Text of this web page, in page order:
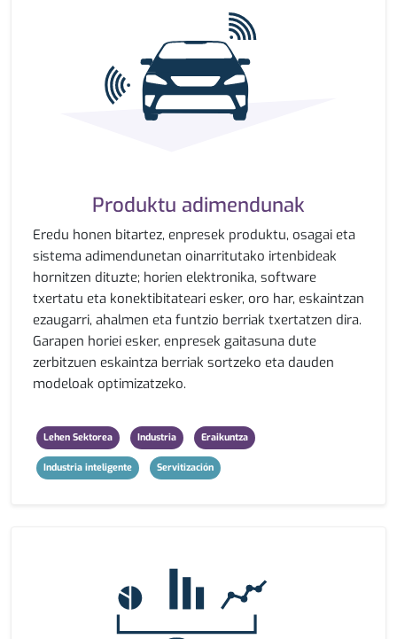
Produktu adimendunak
Eredu honen bitartez, enpresek produktu, osagai eta
sistema adimendunetan oinarritutako irtenbideak
hornitzen dituzte; horien elektronika, software
txertatu eta konektibitateari esker, oro har, eskaintzan
ezaugarri, ahalmen eta funtzio berriak txertatzen dira.
Garapen horiei esker, enpresek gaitasuna dute
zerbitzuen eskaintza berriak sortzeko eta dauden
modeloak optimizatzeko.
Lehen Sektorea Industria Eraikuntza
Industria inteligente Servitización